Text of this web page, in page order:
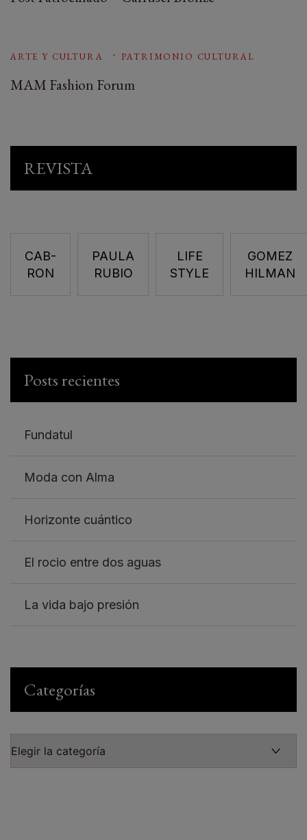
ARTE Y CULTURA PATRIMONIO CULTURAL
MAM Fashion Forum
REVISTA
CAB-
RON
PAULA
RUBIO
LIFE
STYLE
GOMEZ
HILMAN
Posts recientes
Fundatul
Moda con Alma
Horizonte cuántico
El rocio entre dos aguas
La vida bajo presión
Categorías